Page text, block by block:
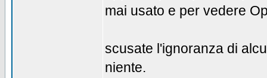
mai usato e per vedere
scusate l'ignoranza di
niente.